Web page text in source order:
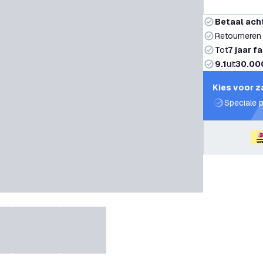
Betaal
Tot7 jaar
9.1uit
Kies voor
Speciale